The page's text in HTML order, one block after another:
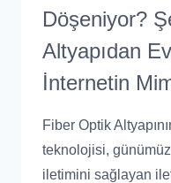
Döşeniyor?
Altyapıdan
İnternetin
Fiber Optik
teknolojisi,
iletimini sağlayan